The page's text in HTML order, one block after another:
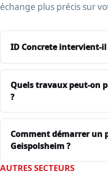
échange plus précis sur
ID Concrete intervient-il
Quels travaux peut-on
?
Comment démarrer un
Geispolsheim ?
AUTRES SECTEURS